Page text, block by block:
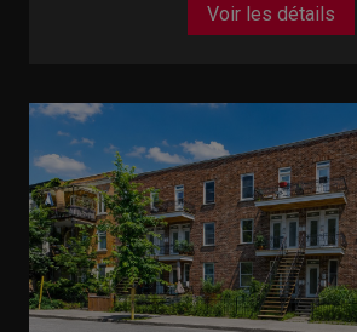
Voir les détails